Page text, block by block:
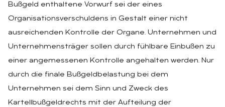
Bußgeld enthaltene Vorwurf sei der eines
Organisationsverschuldens in Gestalt einer nicht
ausreichenden Kontrolle der Organe. Unternehmen und
Unternehmensträger sollen durch fühlbare Einbußen zu
einer angemessenen Kontrolle angehalten werden. Nur
durch die finale Bußgeldbelastung bei dem
Unternehmen sei dem Sinn und Zweck des
Kartellbußgeldrechts mit der Aufteilung der